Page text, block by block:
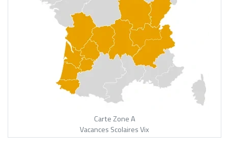
Carte Zone A
Vacances Scolaires Vix